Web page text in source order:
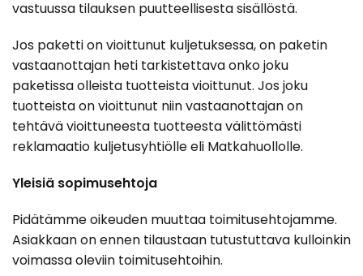
vastuussa tilauksen puutteellisesta sisällöstä.
Jos paketti on vioittunut kuljetuksessa, on paketin
vastaanottajan heti tarkistettava onko joku
paketissa olleista tuotteista vioittunut. Jos joku
tuotteista on vioittunut niin vastaanottajan on
tehtävä vioittuneesta tuotteesta välittömästi
reklamaatio kuljetusyhtiölle eli Matkahuollolle.
Yleisiä sopimusehtoja
Pidätämme oikeuden muuttaa toimitusehtojamme.
Asiakkaan on ennen tilaustaan tutustuttava kulloinkin
voimassa oleviin toimitusehtoihin.